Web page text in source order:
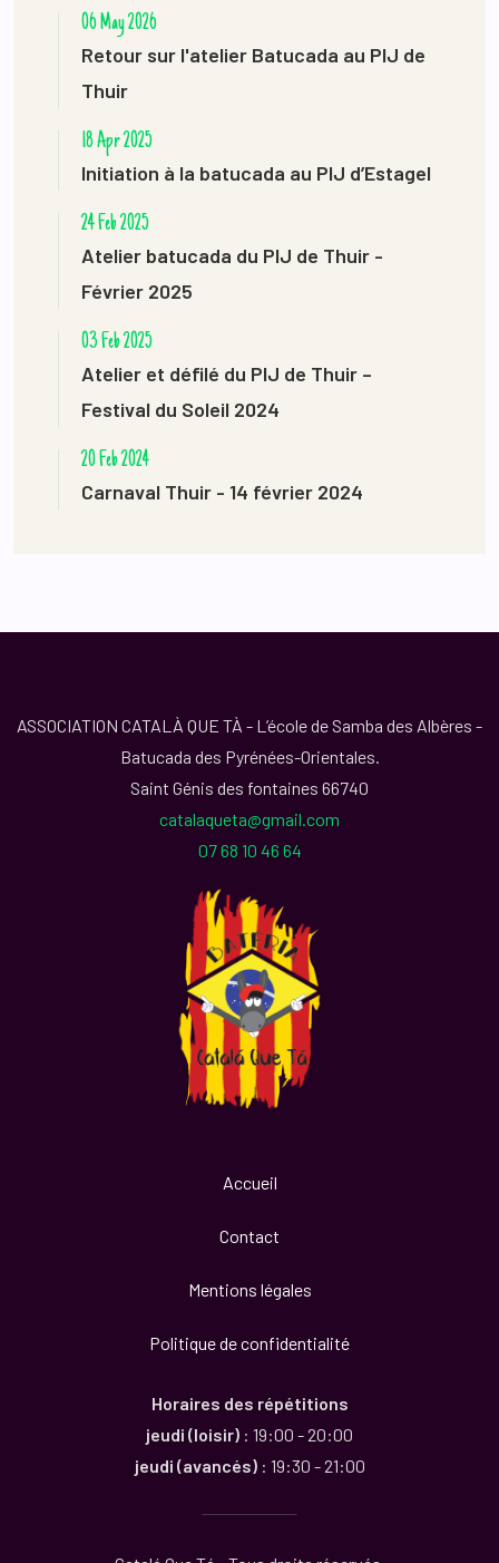
06 May 2026
Retour sur l'atelier Batucada au PIJ de
Thuir
18 Apr 2025
Initiation à la batucada au PIJ d’Estagel
24 Feb 2025
Atelier batucada du PIJ de Thuir -
Février 2025
03 Feb 2025
Atelier et défilé du PIJ de Thuir –
Festival du Soleil 2024
20 Feb 2024
Carnaval Thuir - 14 février 2024
ASSOCIATION CATALÀ QUE TÀ - L’école de Samba des Albères -
Batucada des Pyrénées-Orientales.
Saint Génis des fontaines 66740
catalaqueta@gmail.com
07 68 10 46 64
Accueil
Contact
Mentions légales
Politique de confidentialité
Horaires des répétitions
jeudi (loisir) : 19:00 - 20:00
jeudi (avancés): 19:30 - 21:00